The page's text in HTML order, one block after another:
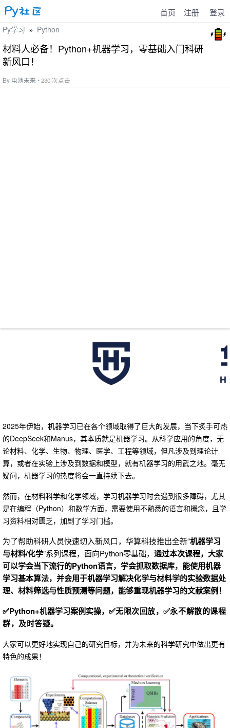
首页 注册 登录
Py学习 » Python
材料人必备！Python+机器学习，零基础入门科研
新风口！
By 电池未来 • 230 次点击
2025年伊始，机器学习已在各个领域取得了巨大的发展， 当下炙手可热
的DeepSeek和Manus，其本质就是机器学习。 从科学应用的角度，无
论材料、化学、生物、物理、医学、工程等领域，但凡涉及到理论计
算，或者在实验上涉及到数据和模型，就有机器学习的用武之地。毫无
疑问，机器学习的热度将会一直持续下去。
然而，在材料科学和化学领域，学习机器学习时会遇到很多障碍，尤其
是在编程（Python）和数学方面，需要使用不熟悉的语言和概念，且学
习资料相对匮乏，加剧了学习门槛。
为了帮助科研人员快速切入新风口，华算科技推出全新“机器学习
与材料/化学”系列课程， 面向Python零基础， 通过本次课程，大家
可以学会当下流行的Python语言，学会抓取数据库，能使用机器
学习基本算法，并会用于机器学习解决化学与材料学的实验数据处
理、材料筛选与性质预测等问题，能够重现机器学习的文献案例！
✅Python+机器学习案例实操， ✅无限次回放，✅永不解散的课程
群，及时答疑。
大家可以更好地实现自己的研究目标，并为未来的科学研究中做出更有
特色的成果！